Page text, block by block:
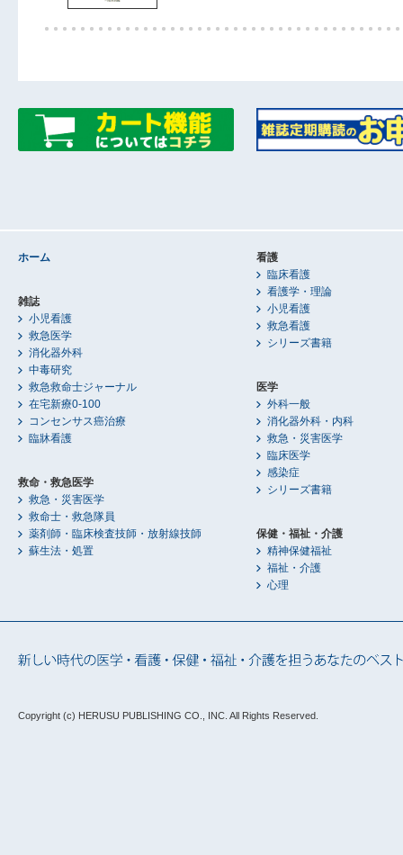
ホーム
雑誌
小児看護
救急医学
消化器外科
中毒研究
救急救命士ジャーナル
在宅新療0-100
コンセンサス癌治療
臨牀看護
救命・救急医学
救急・災害医学
救命士・救急隊員
薬剤師・臨床検査技師・放射線技師
蘇生法・処置
看護
臨床看護
看護学・理論
小児看護
救急看護
シリーズ書籍
医学
外科一般
消化器外科・内科
救急・災害医学
臨床医学
感染症
シリーズ書籍
保健・福祉・介護
精神保健福祉
福祉・介護
心理
Copyright (c) HERUSU PUBLISHING CO., INC. All Rights Reserved.